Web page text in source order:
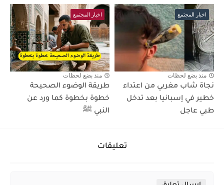
اخبار المجتمع
منذ بضع لحظات
نجاة شاب مغربي من اعتداء
خطير في إسبانيا بعد تدخل
طبي عاجل
اخبار المجتمع
منذ بضع لحظات
طريقة الوضوء الصحيحة
خطوة بخطوة كما ورد عن
النبي ﷺ
تعليقات